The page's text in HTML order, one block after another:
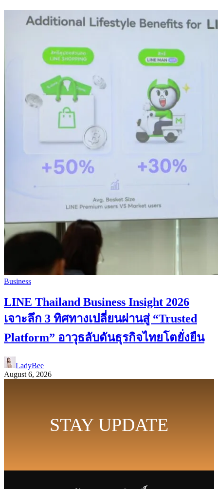
Business
LINE Thailand Business Insight 2026
เจาะลึก 3 ทิศทางเปลี่ยนผ่านสู่ “Trusted
Platform” อาวุธลับดันธุรกิจไทยโตยั่งยืน
LadyBee
August 6, 2026
STAY UPDATE